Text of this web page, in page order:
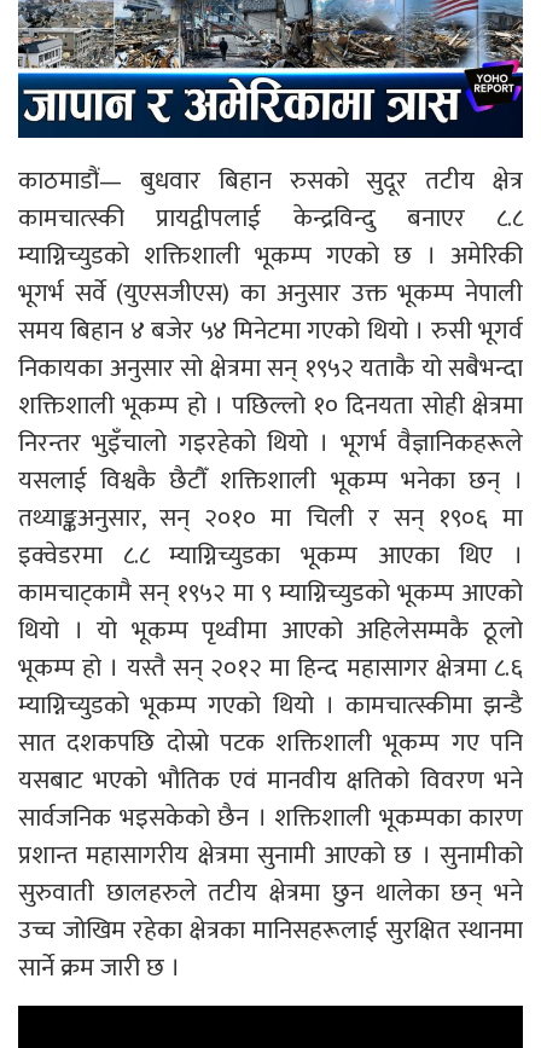
काठमाडौं— बुधवार बिहान रुसको सुदूर तटीय क्षेत्र
कामचात्स्की प्रायद्वीपलाई केन्द्रविन्दु बनाएर ८.८
म्याग्निच्युडको शक्तिशाली भूकम्प गएको छ । अमेरिकी
भूगर्भ सर्वे (युएसजीएस) का अनुसार उक्त भूकम्प नेपाली
समय बिहान ४ बजेर ५४ मिनेटमा गएको थियो । रुसी भूगर्व
निकायका अनुसार सो क्षेत्रमा सन् १९५२ यताकै यो सबैभन्दा
शक्तिशाली भूकम्प हो । पछिल्लो १० दिनयता सोही क्षेत्रमा
निरन्तर भुइँचालो गइरहेको थियो । भूगर्भ वैज्ञानिकहरूले
यसलाई विश्वकै छैटौँ शक्तिशाली भूकम्प भनेका छन् ।
तथ्याङ्कअनुसार, सन् २०१० मा चिली र सन् १९०६ मा
इक्वेडरमा ८.८ म्याग्निच्युडका भूकम्प आएका थिए ।
कामचाट्कामै सन् १९५२ मा ९ म्याग्निच्युडको भूकम्प आएको
थियो । यो भूकम्प पृथ्वीमा आएको अहिलेसम्मकै ठूलो
भूकम्प हो । यस्तै सन् २०१२ मा हिन्द महासागर क्षेत्रमा ८.६
म्याग्निच्युडको भूकम्प गएको थियो । कामचात्स्कीमा झन्डै
सात दशकपछि दोस्रो पटक शक्तिशाली भूकम्प गए पनि
यसबाट भएको भौतिक एवं मानवीय क्षतिको विवरण भने
सार्वजनिक भइसकेको छैन । शक्तिशाली भूकम्पका कारण
प्रशान्त महासागरीय क्षेत्रमा सुनामी आएको छ । सुनामीको
सुरुवाती छालहरुले तटीय क्षेत्रमा छुन थालेका छन् भने
उच्च जोखिम रहेका क्षेत्रका मानिसहरूलाई सुरक्षित स्थानमा
सार्ने क्रम जारी छ ।